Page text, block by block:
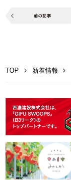
TOP 新着情報